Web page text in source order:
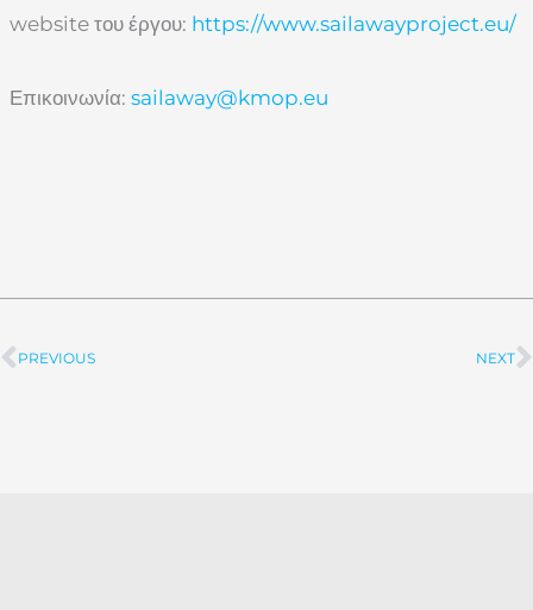
website του έργου: https://www.sailawayproject.eu/
Επικοινωνία: sailaway@kmop.eu
Prev
PREVIOUS NEXT